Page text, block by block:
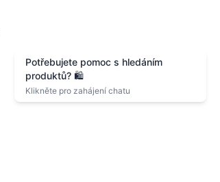
Bohunka Budínová
tel. 733 648 549